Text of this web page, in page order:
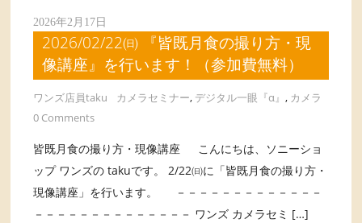
2026年2月17日
2026/02/22㈰ 『皆既月食の撮り方・現
像講座』を行います！（参加費無料）
ワンズ店員taku カメラセミナー, デジタル一眼『α』, カメラ
0 Comments
皆既月食の撮り方・現像講座 こんにちは、ソニーショ
ップ ワンズの takuです。 2/22㈰に「皆既月食の撮り方・
現像講座」を行います。 －－－－－－－－－－－－－
－－－－－－－－－－－－－－ ワンズ カメラセミ […]